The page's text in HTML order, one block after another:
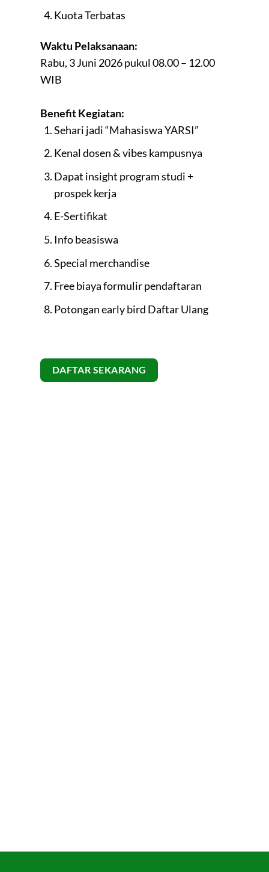
Kuota Terbatas
Waktu Pelaksanaan:
Rabu, 3 Juni 2026 pukul 08.00 – 12.00
WIB
Benefit Kegiatan:
Sehari jadi “Mahasiswa YARSI”
Kenal dosen & vibes kampusnya
Dapat insight program studi +
prospek kerja
E-Sertifikat
Info beasiswa
Special merchandise
Free biaya formulir pendaftaran
Potongan early bird Daftar Ulang
DAFTAR SEKARANG